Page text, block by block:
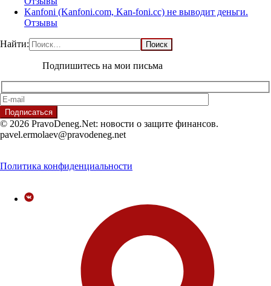
Kanfoni (Kanfoni.com, Kan-foni.cc) не выводит деньги.
Отзывы
Найти:
Подпишитесь на мои письма
© 2026 PravoDeneg.Net: новости о защите финансов.
pavel.ermolaev@pravodeneg.net
Политика конфиденциальности